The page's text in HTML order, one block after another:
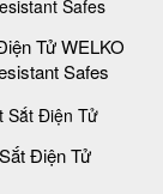
Tử WELKO
Safes
Điện Tử